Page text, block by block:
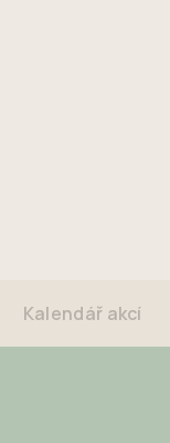
Kalendář akcí